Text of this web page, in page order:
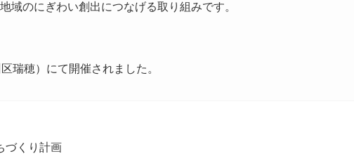
域のにぎわい創出につなげる取り組みです。
瑞穂）にて開催されました。
づくり計画